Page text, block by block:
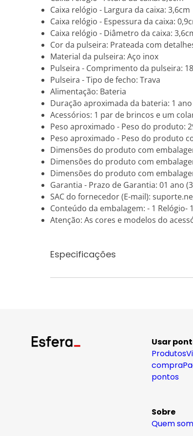
Caixa relógio - Largura da caixa: 3,6cm
Caixa relógio - Espessura da caixa:
Caixa relógio - Diâmetro da caixa:
Cor da pulseira: Prateada com
Material da pulseira: Aço inox
Pulseira - Comprimento da pulseira:
Pulseira - Tipo de fecho: Trava
Alimentação: Bateria
Duração aproximada da bateria: 1 ano
Acessórios: 1 par de brincos e um
Peso aproximado - Peso do produto:
Peso aproximado - Peso do produto
Dimensões do produto com
Dimensões do produto com
Dimensões do produto com
Garantia - Prazo de Garantia: 01 ano
SAC do fornecedor (E-mail):
Conteúdo da embalagem: - 1
Atenção: As cores e modelos do
Especificações
Usar
Produtos
compra
pontos
Sobre
Quem